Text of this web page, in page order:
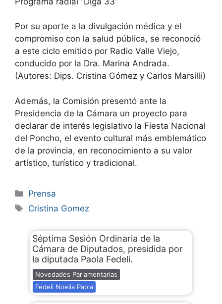
Por su aporte a la divulgación médica y el
compromiso con la salud pública, se reconoció
a este ciclo emitido por Radio Valle Viejo,
conducido por la Dra. Marina Andrada.
(Autores: Dips. Cristina Gómez y Carlos Marsilli)
Además, la Comisión presentó ante la
Presidencia de la Cámara un proyecto para
declarar de interés legislativo la Fiesta Nacional
del Poncho, el evento cultural más emblemático
de la provincia, en reconocimiento a su valor
artístico, turístico y tradicional.
Prensa
Cristina Gomez
Séptima Sesión Ordinaria de la
Cámara de Diputados, presidida por
la diputada Paola Fedeli.
Novedades Parlamentarias
Fedeli Noelia Paola